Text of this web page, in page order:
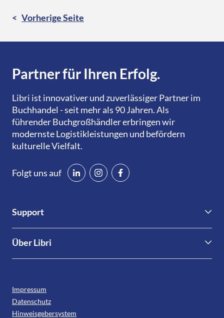
Vorherige Seite
Partner für Ihren Erfolg.
Libri ist innovativer und zuverlässiger Partner im
Buchhandel - seit mehr als 90 Jahren. Als
führender Buchgroßhändler erbringen wir
modernste Logistikleistungen und befördern
kulturelle Vielfalt.
Folgt uns auf
Support
Kontakt
Libri.Support
Informationen für Verlage
Über Libri
Nachhaltigkeit & Compliance
Presse
Karriere
Impressum
Datenschutz
Hinweisgebersystem